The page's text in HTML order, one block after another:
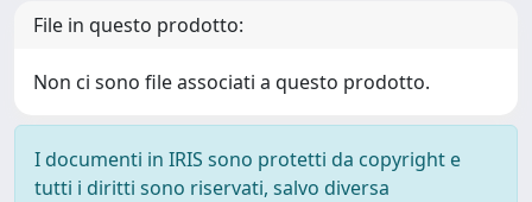
File in questo prodotto:
Non ci sono file associati a questo prodotto.
I documenti in IRIS sono protetti da copyright e
tutti i diritti sono riservati, salvo diversa